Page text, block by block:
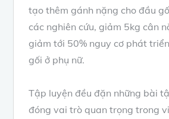
tạo thêm gánh nặng cho đầu
các nghiên cứu, giảm 5kg cân
giảm tới 50% nguy cơ phát
gối ở phụ nữ.
Tập luyện đều đặn những bài
đóng vai trò quan trọng trong